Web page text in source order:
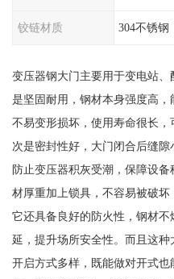
铰链材质 304不锈钢
变压器钢大门主要用于变电站
是坚固耐用，钢材本身强度高，
不易变形损坏，使用寿命很长
次是密封性好，大门闭合后缝隙
防止变压器积灰受潮，保障设
材厚重加上锁具，不容易被破坏
它还具备良好的防火性，钢材
延，提升场所安全性。而且这种
开启方式多样，既能做对开式